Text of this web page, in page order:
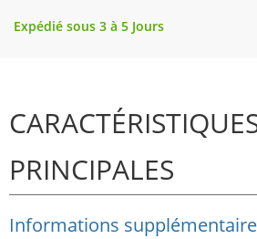
Expédié sous 3 à 5 Jours
PRINCIPALES
Informations